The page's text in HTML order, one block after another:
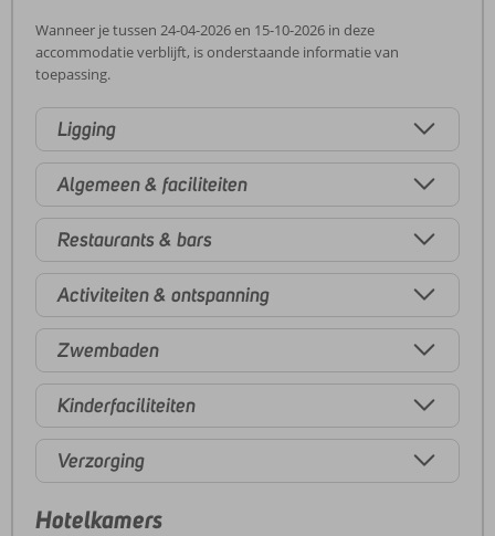
Wanneer je tussen 24-04-2026 en 15-10-2026 in deze
accommodatie verblijft, is onderstaande informatie van
toepassing.
Ligging
Algemeen & faciliteiten
Restaurants & bars
Activiteiten & ontspanning
Zwembaden
Kinderfaciliteiten
Verzorging
Hotelkamers